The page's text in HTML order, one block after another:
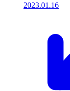
2023.01.16